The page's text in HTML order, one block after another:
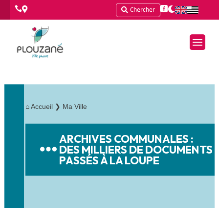
 Chercher  
⌂Accueil ❯ Ma Ville
ARCHIVES COMMUNALES :
DES MILLIERS DE DOCUMENTS
PASSÉS À LA LOUPE